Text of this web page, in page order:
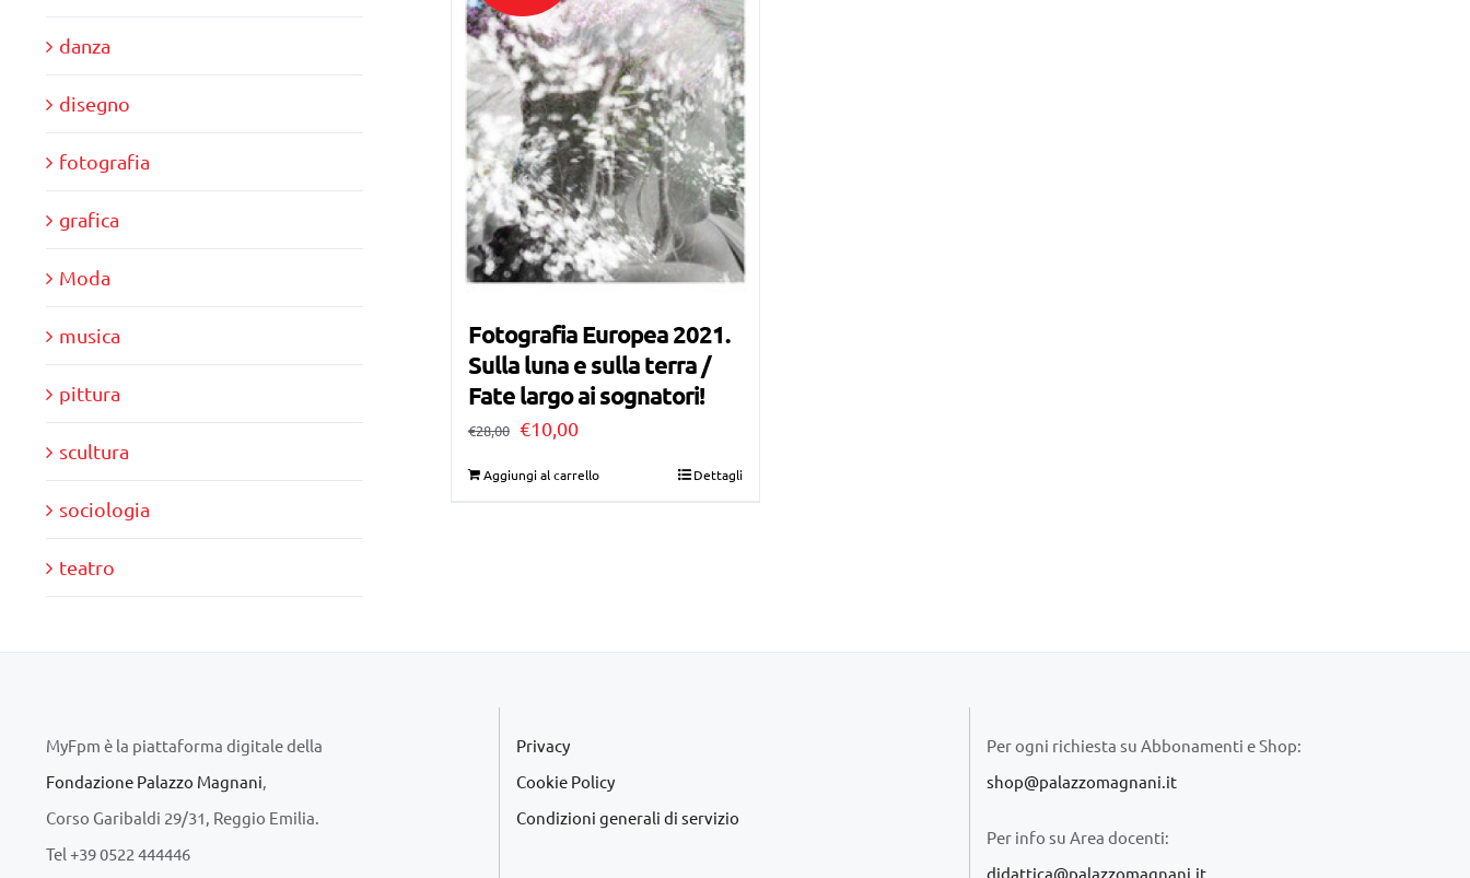
Fotografia Europea 2021.
Sulla luna e sulla terra /
Fate largo ai sognatori!
€28,00 Il
€10,00Il
Aggiungi al carrello Dettagli
danza
disegno
fotografia
grafica
Moda
musica
pittura
scultura
sociologia
teatro
MyFpm è la piattaforma digitale della
Fondazione Palazzo Magnani
Corso Garibaldi 29/31, Reggio Emilia.
Tel +39 0522 444446
Privacy
Cookie Policy
Condizioni generali di servizio
Per ogni richiesta su Abbonamenti e Shop:
shop@palazzomagnani.it
Per info su Area docenti:
didattica@palazzomagnani.it